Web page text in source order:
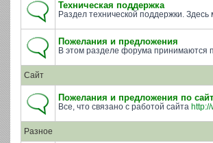
Техническая поддержка
Раздел технической поддержки. Здесь
Пожелания и предложения
В этом разделе форума принимаются
Сайт
Пожелания и предложения по
Все, что связано с работой сайта
Разное